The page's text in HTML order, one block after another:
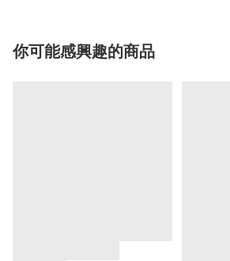
你可能感興趣的商品